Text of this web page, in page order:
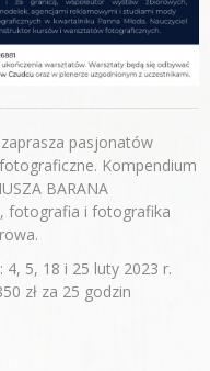
pasjonatów
Kompendium
BARANA
fotografia i fotografika
5, 18 i 25 luty 2023 r.
zł za 25 godzin